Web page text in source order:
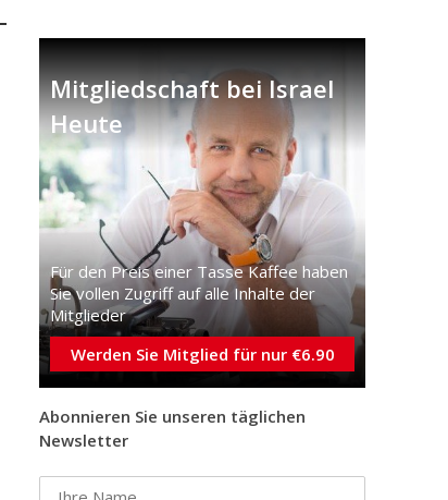
Mitgliedschaft bei Israel
Heute
Für den Preis einer Tasse Kaffee haben
Sie vollen Zugriff auf alle Inhalte der
Mitglieder
Werden Sie Mitglied für nur €6.90
Abonnieren Sie unseren täglichen
Newsletter